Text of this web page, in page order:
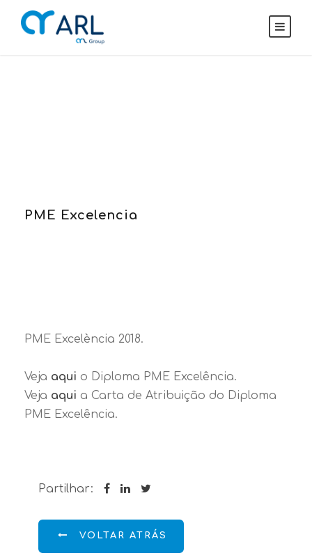
PME Excelencia
PME Excelència 2018.
Veja aqui o Diploma PME Excelência.
Veja aqui a Carta de Atribuição do Diploma
PME Excelência.
Partilhar:
VOLTAR ATRÁS